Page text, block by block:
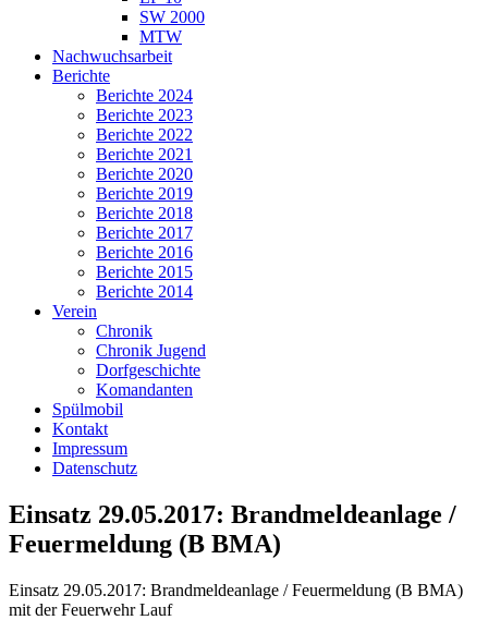
SW 2000
MTW
Nachwuchsarbeit
Berichte
Berichte 2024
Berichte 2023
Berichte 2022
Berichte 2021
Berichte 2020
Berichte 2019
Berichte 2018
Berichte 2017
Berichte 2016
Berichte 2015
Berichte 2014
Verein
Chronik
Chronik Jugend
Dorfgeschichte
Komandanten
Spülmobil
Kontakt
Impressum
Datenschutz
Einsatz 29.05.2017: Brandmeldeanlage /
Feuermeldung (B BMA)
Einsatz 29.05.2017: Brandmeldeanlage / Feuermeldung (B BMA)
mit der Feuerwehr Lauf